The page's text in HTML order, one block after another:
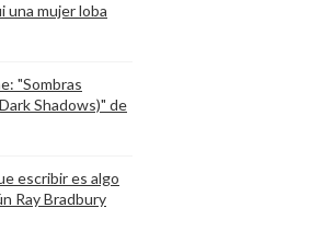
una mujer loba
"Sombras
Shadows)" de
escribir es algo
Ray Bradbury